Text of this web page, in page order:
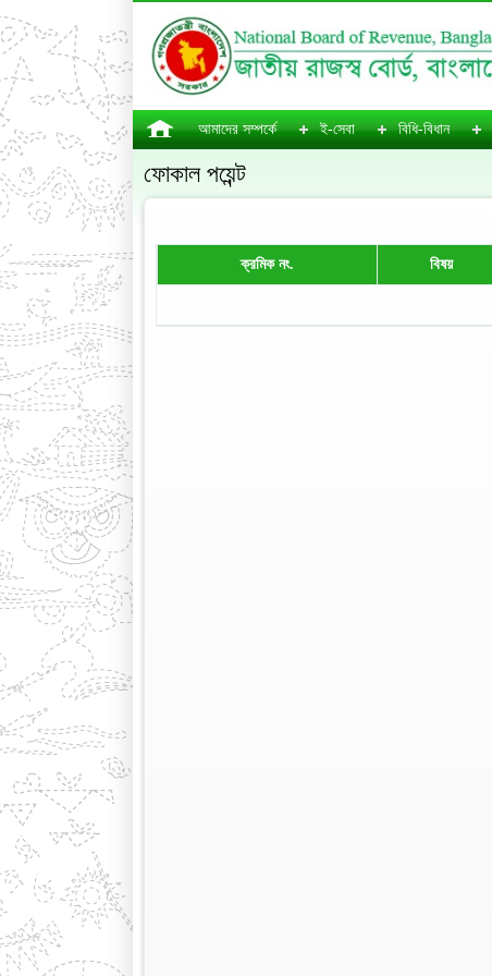
আমাদের সম্পর্কে ই-সেবা বিধি-বিধান
ফোকাল পয়েন্ট
ক্রমিক নং. বিষয়